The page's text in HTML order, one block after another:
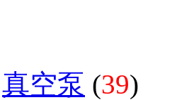
真空泵 (39)